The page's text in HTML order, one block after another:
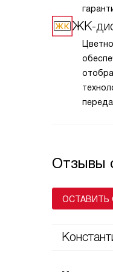
ЖК-
и
с
Отзывы
ОСТАВИТЬ